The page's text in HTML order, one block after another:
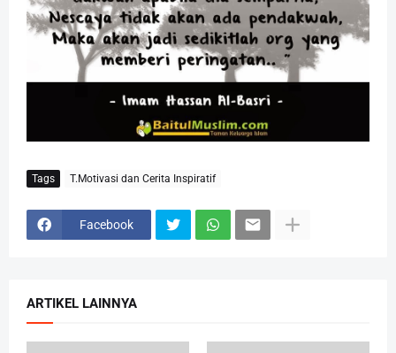
Tags T.Motivasi dan Cerita Inspiratif
Facebook
ARTIKEL LAINNYA